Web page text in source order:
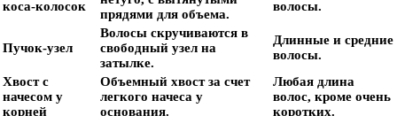
коса-колосок
прядями для объема.
волосы.
Пучок-узел
Волосы скручиваются в
свободный узел на
затылке.
Длинные и средние
волосы.
Хвост с
начесом у
корней
Объемный хвост за счет
легкого начеса у
основания.
Любая длина
волос, кроме очень
коротких.